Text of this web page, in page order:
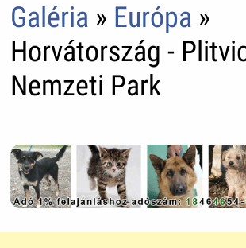
Galéria » Európa »
Horvátország -
Nemzeti Park